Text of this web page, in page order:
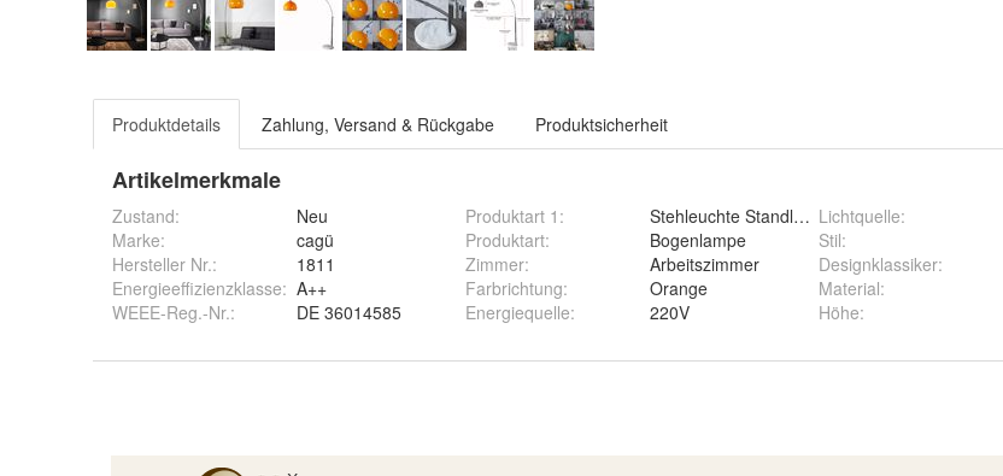
Produktdetails Zahlung, Versand & Rückgabe Produktsicherheit
Artikelmerkmale
Zustand:
Neu
Marke:
cagü
Hersteller Nr.:
1811
Energieeffizienzklasse: A++
WEEE-Reg.-Nr.: DE 36014585
Produktart 1 :
Stehleuchte Standlampe Standleuchte
Produktart:
Bogenlampe
Zimmer:
Arbeitszimmer
Farbrichtung:
Orange
Energiequelle: 220V
Lichtquelle:
Stil:
Designklassiker:
Material:
Höhe: